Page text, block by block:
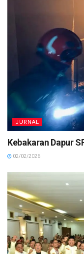
JURNAL
Kebakaran Dapur
02/02/2026